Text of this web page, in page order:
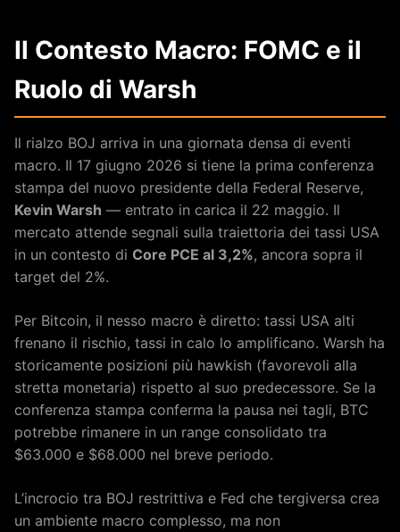
Il Contesto Macro: FOMC e il
Ruolo di Warsh
Il rialzo BOJ arriva in una giornata densa di eventi
macro. Il 17 giugno 2026 si tiene la prima conferenza
stampa del nuovo presidente della Federal Reserve,
Kevin Warsh — entrato in carica il 22 maggio. Il
mercato attende segnali sulla traiettoria dei tassi USA
in un contesto di Core PCE al 3,2%, ancora sopra il
target del 2%.
Per Bitcoin, il nesso macro è diretto: tassi USA alti
frenano il rischio, tassi in calo lo amplificano. Warsh ha
storicamente posizioni più hawkish (favorevoli alla
stretta monetaria) rispetto al suo predecessore. Se la
conferenza stampa conferma la pausa nei tagli, BTC
potrebbe rimanere in un range consolidato tra
$63.000 e $68.000 nel breve periodo.
L’incrocio tra BOJ restrittiva e Fed che tergiversa crea
un ambiente macro complesso, ma non